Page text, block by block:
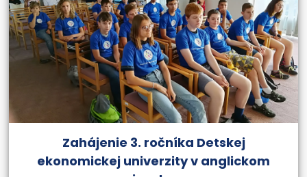
Zahájenie 3. ročníka Detskej
ekonomickej univerzity v anglickom